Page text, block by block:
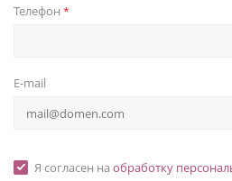
Телефон *
E-mail
Я согласен на обработку